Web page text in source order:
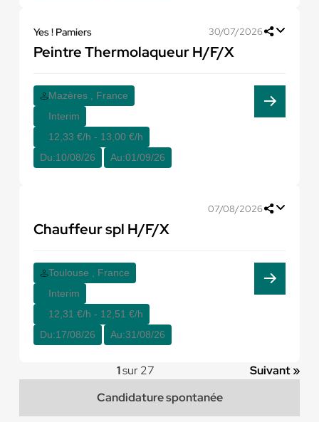
Yes ! Pamiers 30/07/2026
Peintre Thermolaqueur H/F/X
Mazères , France
Interim
12,33 €/h - 13,00 €/h
Du:10/08/26 Au:01/09/26
07/08/2026
Chauffeur spl H/F/X
Toulouse , France
Interim
12,31 €/h - 12,51 €/h
Du:17/08/26 Au:31/08/26
1sur 27
Suivant »
Candidature spontanée